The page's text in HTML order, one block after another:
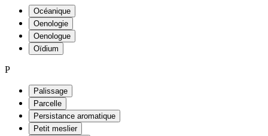
Océanique
Oenologie
Oenologue
Oïdium
P
Palissage
Parcelle
Persistance aromatique
Petit meslier